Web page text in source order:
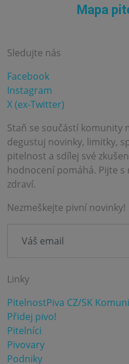
Mapa
Sledujte nás
Facebook
Instagram
X (ex-Twitter)
Staň se součástí komunity
degustuj novinky, limitky,
pitelnost a sdílej své
hodnocení pomáhá. Pijte
zdraví.
Nezmeškejte pivní novinky!
Linky
PitelnostPiva CZ/SK
Přidej pivo!
Pitelníci
Pivovary
Podniky